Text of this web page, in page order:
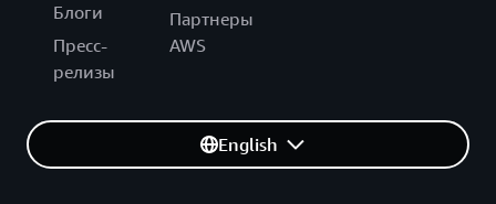
Блоги
Пресс-
релизы
Партнеры
AWS
English